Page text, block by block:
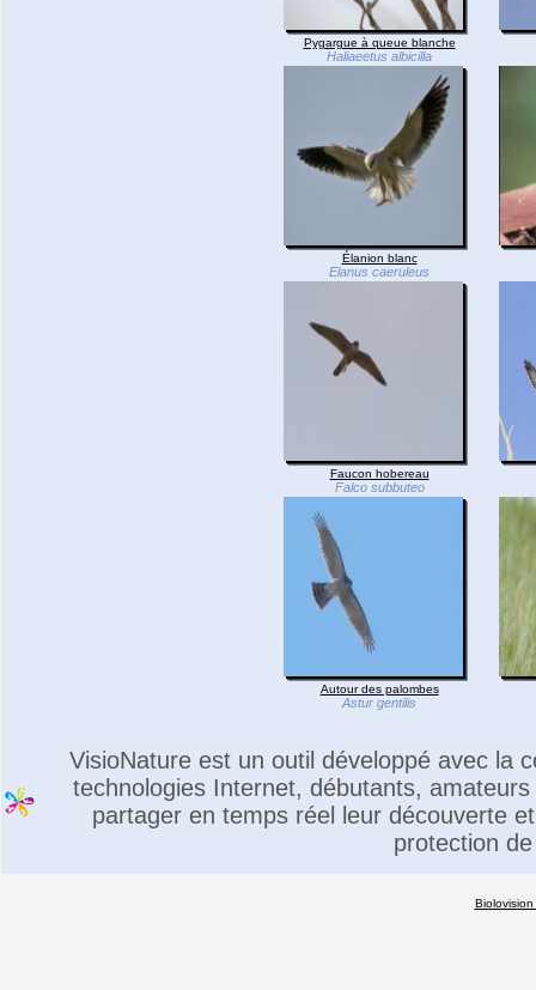
Pygargue à queue blanche
Haliaeetus albicilla
Élanion blanc
Elanus caeruleus
Faucon hobereau
Falco subbuteo
Autour des palombes
Astur gentilis
VisioNature est un outil développé avec la
technologies Internet, débutants,
partager en temps réel leur découverte
protection
Biolovision